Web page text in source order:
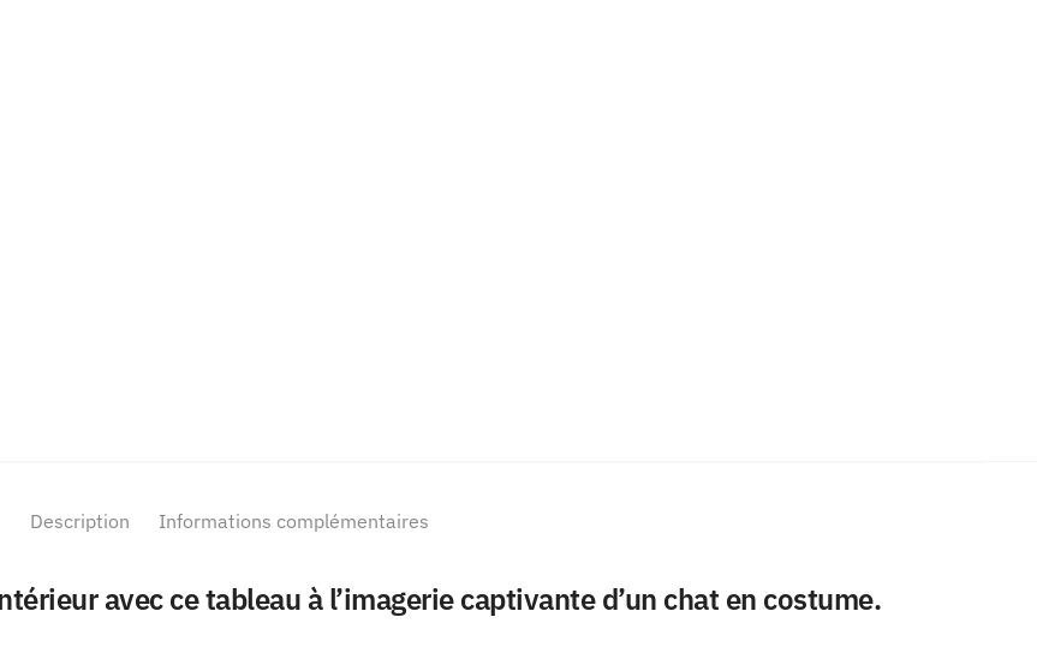
Description Informations complémentaires
avec ce tableau à l’imagerie captivante d’un chat en costume.